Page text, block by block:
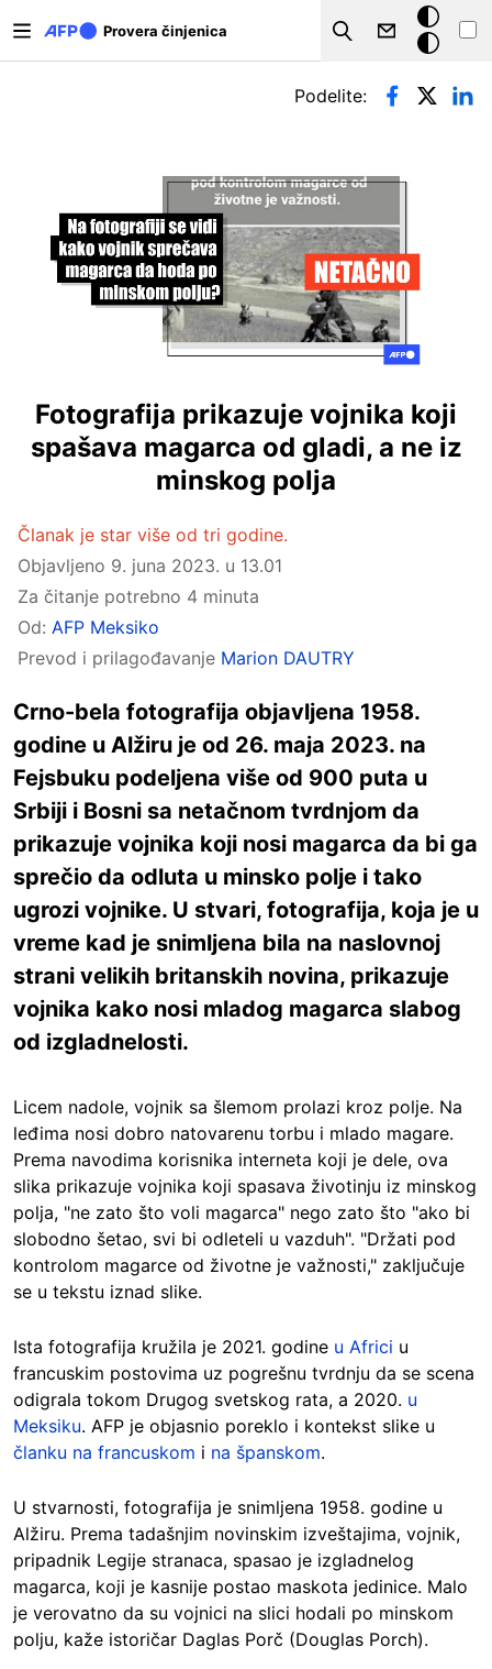
Provera činjenica
Search
Tamna
pozadina
Примарни табови
Podelite:
Fotografija prikazuje vojnika koji
spašava magarca od gladi, a ne iz
minskog polja
Članak je star više od tri godine.
Objavljeno 9. juna 2023. u 13.01
Za čitanje potrebno 4 minuta
Od: AFP Meksiko
Prevod i prilagođavanje Marion DAUTRY
Crno-bela fotografija objavljena 1958.
godine u Alžiru je od 26. maja 2023. na
Fejsbuku podeljena više od 900 puta u
Srbiji i Bosni sa netačnom tvrdnjom da
prikazuje vojnika koji nosi magarca da bi ga
sprečio da odluta u minsko polje i tako
ugrozi vojnike. U stvari, fotografija, koja je u
vreme kad je snimljena bila na naslovnoj
strani velikih britanskih novina, prikazuje
vojnika kako nosi mladog magarca slabog
od izgladnelosti.
Licem nadole, vojnik sa šlemom prolazi kroz polje. Na
leđima nosi dobro natovarenu torbu i mlado magare.
Prema navodima korisnika interneta koji je dele, ova
slika prikazuje vojnika koji spasava životinju iz minskog
polja, "ne zato što voli magarca" nego zato što "ako bi
slobodno šetao, svi bi odleteli u vazduh". "Držati pod
kontrolom magarce od životne je važnosti," zaključuje
se u tekstu iznad slike.
Ista fotografija kružila je 2021. godine u Africi u
francuskim postovima uz pogrešnu tvrdnju da se scena
odigrala tokom Drugog svetskog rata, a 2020. u
Meksiku. AFP je objasnio poreklo i kontekst slike u
članku na francuskom i na španskom.
U stvarnosti, fotografija je snimljena 1958. godine u
Alžiru. Prema tadašnjim novinskim izveštajima, vojnik,
pripadnik Legije stranaca, spasao je izgladnelog
magarca, koji je kasnije postao maskota jedinice. Malo
je verovatno da su vojnici na slici hodali po minskom
polju, kaže istoričar Daglas Porč (Douglas Porch).